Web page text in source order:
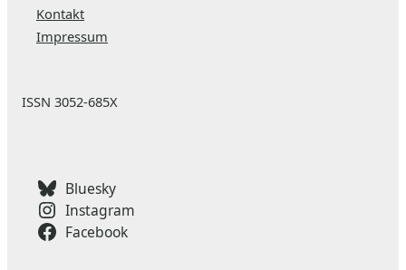
Kontakt
Impressum
ISSN 3052-685X
Bluesky
Instagram
Facebook